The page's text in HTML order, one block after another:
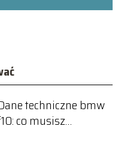
techniczne bmw
co musisz